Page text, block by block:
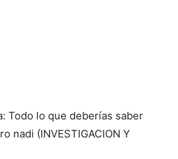
Todo lo que deberías saber
nadi (INVESTIGACION Y